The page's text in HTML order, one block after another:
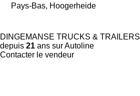
Pays-Bas, Hoogerheide
DINGEMANSE TRUCKS & TRAILERS
depuis 21 ans sur Autoline
Contacter le vendeur